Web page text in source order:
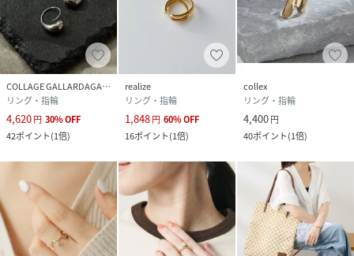
COLLAGE GALLARDAGALANTE
リング・指輪
4,620円 30%OFF
42ポイント(1倍)
realize
リング・指輪
1,848円 60%OFF
16ポイント(1倍)
collex
リング・指輪
4,400円
40ポイント(1倍)